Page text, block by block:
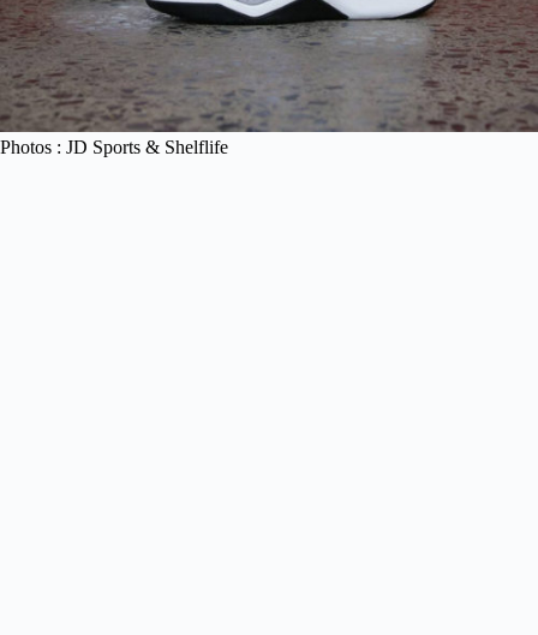
Photos : JD Sports & Shelflife